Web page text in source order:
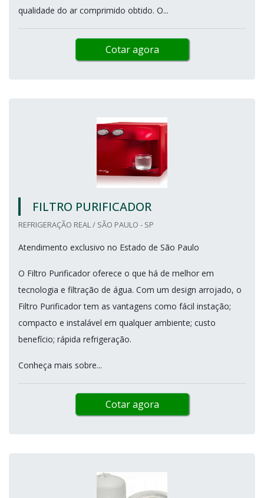
qualidade do ar comprimido obtido. O...
Cotar agora
FILTRO PURIFICADOR
REFRIGERAÇÃO REAL / SÃO PAULO - SP
Atendimento exclusivo no Estado de São Paulo
O Filtro Purificador oferece o que há de melhor em
tecnologia e filtração de água. Com um design arrojado, o
Filtro Purificador tem as vantagens como fácil instação;
compacto e instalável em qualquer ambiente; custo
benefício; rápida refrigeração.
Conheça mais sobre...
Cotar agora